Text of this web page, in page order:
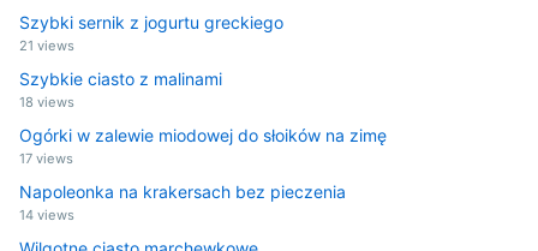
Szybki sernik z jogurtu greckiego
21 views
Szybkie ciasto z malinami
18 views
Ogórki w zalewie miodowej do słoików na zimę
17 views
Napoleonka na krakersach bez pieczenia
14 views